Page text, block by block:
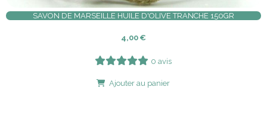
SAVON DE MARSEILLE HUILE D'OLIVE TRANCHE 150GR
4,00€
0 avis
Ajouter au panier